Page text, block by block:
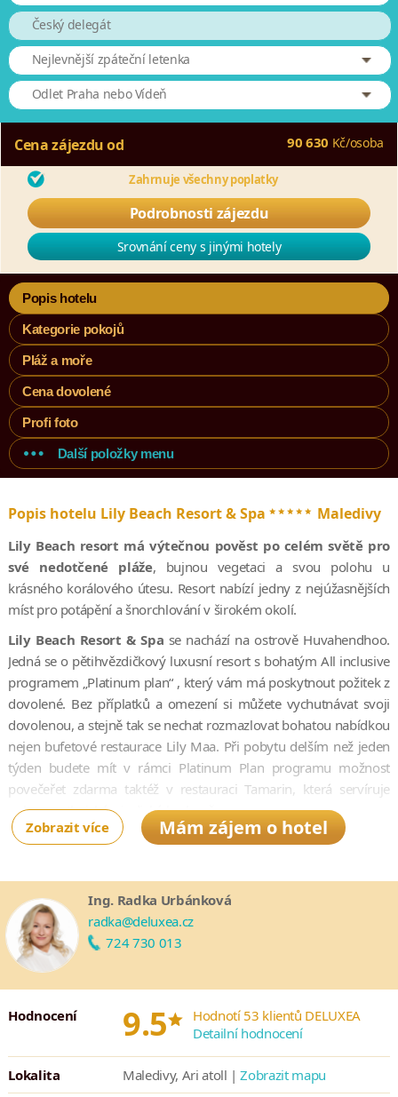
Český delegát
Nejlevnější zpáteční letenka
Odlet Praha nebo Vídeň
Cena zájezdu od 90 630 Kč/osoba
Zahrnuje všechny poplatky
Podrobnosti zájezdu
Srovnání ceny s jinými hotely
Popis hotelu
Kategorie pokojů
Pláž a moře
Cena dovolené
Profi foto
Další položky menu
Popis hotelu Lily Beach Resort & Spa ***** Maledivy
Lily Beach resort má výtečnou pověst po celém světě pro
své nedotčené pláže, bujnou vegetaci a svou polohu u
krásného korálového útesu. Resort nabízí jedny z nejúžasnějších
míst pro potápění a šnorchlování v širokém okolí.
Lily Beach Resort & Spa se nachází na ostrově Huvahendhoo.
Jedná se o pětihvězdičkový luxusní resort s bohatým All inclusive
programem „Platinum plan“ , který vám má poskytnout požitek z
dovolené. Bez příplatků a omezení si můžete vychutnávat svoji
dovolenou, a stejně tak se nechat rozmazlovat bohatou nabídkou
nejen bufetové restaurace Lily Maa. Při pobytu delším než jeden
týden budete mít v rámci Platinum Plan programu možnost
povečeřet zdarma taktéž v restauraci Tamarin, která servíruje
pokrmy z thajské a indické kuchyně.
V resortu je možné si vybrat jak ubytování nad vodou, tak také na
spojeny vždy po dvou. Nekteré z nich jsou navíc propojené
dvěřmi a umožňují pohodlný pobyt i větším rodinám. Z
nadvodních vil jsou to potom Lagoon Villas orientované směrem
ke straně ostrova, kam přilétají hydroplány, či Deluxe Water Villas
with jacuzzi a Sunset Water Suites with jacuzzi poskytující
maximum soukromí.
Pětadvacetiminutový let hydroplánem z mezinárodního letiště
v Malé přímo do Lily Beach Resort poskytuje návštěvníkům
nezapomenutelný pohled na okouzlující svět neobyčejných
ostrovů a útesových útvarů.
Zobrazit více Mám zájem o hotel
Ing. Radka Urbánková
radka@deluxea.cz
724 730 013
Hodnocení 9.5* Hodnotí 53 klientů DELUXEA
Detailní hodnocení
Lokalita Maledivy, Ari atoll |Zobrazit mapu